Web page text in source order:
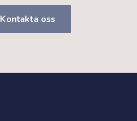
Kontakta oss